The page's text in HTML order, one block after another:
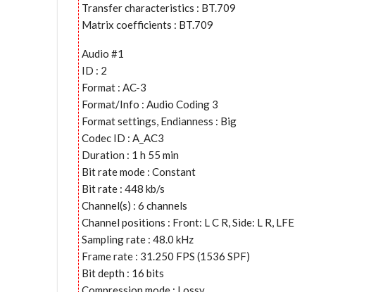
Transfer characteristics : BT.709
Matrix coefficients : BT.709
Audio #1
ID : 2
Format : AC-3
Format/Info : Audio Coding 3
Format settings, Endianness : Big
Codec ID : A_AC3
Duration : 1 h 55 min
Bit rate mode : Constant
Bit rate : 448 kb/s
Channel(s) : 6 channels
Channel positions : Front: L C R, Side: L R, LFE
Sampling rate : 48.0 kHz
Frame rate : 31.250 FPS (1536 SPF)
Bit depth : 16 bits